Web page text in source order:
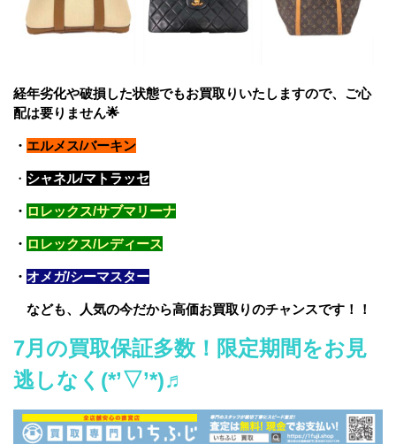
経年劣化や破損した状態でもお買取りいたしますので、ご心
配は要りません🌟
・ エルメス/バーキン
・ シャネル/マトラッセ
・ ロレックス/サブマリーナ
・ ロレックス/レディース
・ オメガ/シーマスター
なども、人気の今だから高価お買取りのチャンスです！！
7月の買取保証多数！限定期間をお見
逃しなく(*’▽’*)♬